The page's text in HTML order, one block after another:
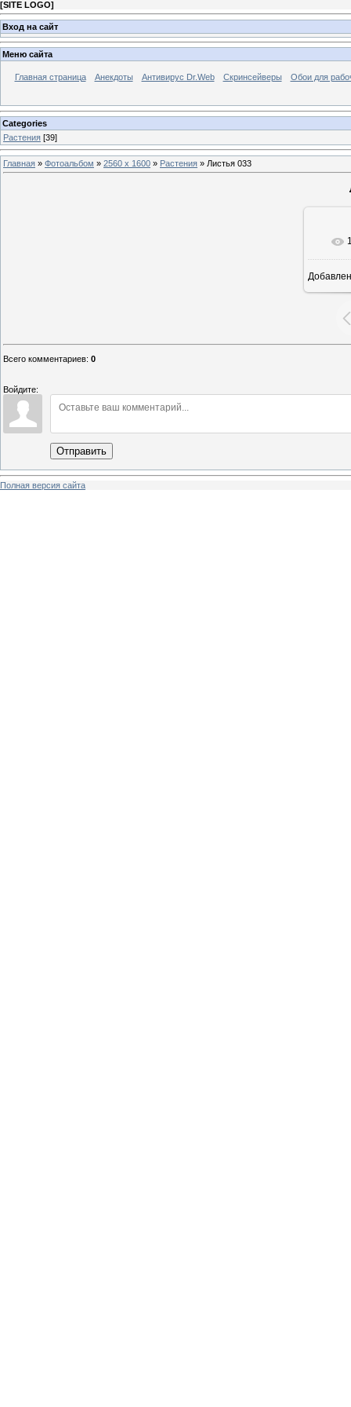
[SITE LOGO]
Вход на сайт
Меню сайта
Главная страница Анекдоты Антивирус Dr.Web Скринсейверы Обои для
Categories
Растения [39]
Главная » Фотоальбом » 2560 x 1600 » Растения » Листья 033
Всего комментариев: 0
Войдите:
Отправить
Полная версия сайта